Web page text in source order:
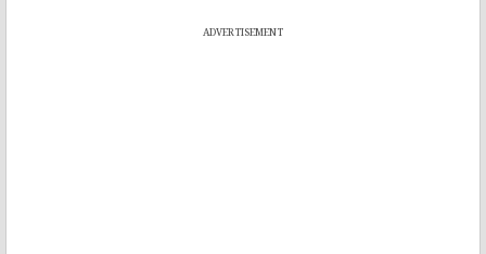
ADVERTISEMENT